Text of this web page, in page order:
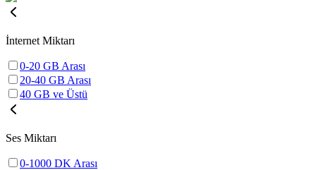
İnternet Miktarı
0-20 GB Arası
20-40 GB Arası
40 GB ve Üstü
Ses Miktarı
0-1000 DK Arası